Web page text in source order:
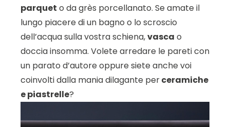
parquet o da grès porcellanato. Se amate il
lungo piacere di un bagno o lo scroscio
dell’acqua sulla vostra schiena,vasca o
doccia insomma. Volete arredare le pareti con
un parato d’autore oppure siete anche voi
coinvolti dalla mania dilagante perceramiche
e piastrelle?